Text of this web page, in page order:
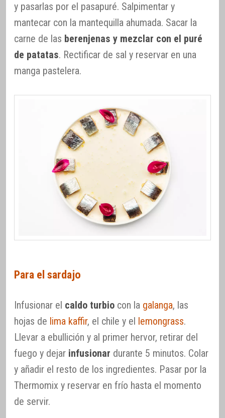
y pasarlas por el pasapuré. Salpimentar y
mantecar con la mantequilla ahumada. Sacar la
carne de las berenjenas y mezclar con el puré
de patatas. Rectificar de sal y reservar en una
manga pastelera.
Para el sardajo
Infusionar el caldo turbio con la galanga, las
hojas de lima kaffir, el chile y el lemongrass.
Llevar a ebullición y al primer hervor, retirar del
fuego y dejar infusionar durante 5 minutos. Colar
y añadir el resto de los ingredientes. Pasar por la
Thermomix y reservar en frío hasta el momento
de servir.